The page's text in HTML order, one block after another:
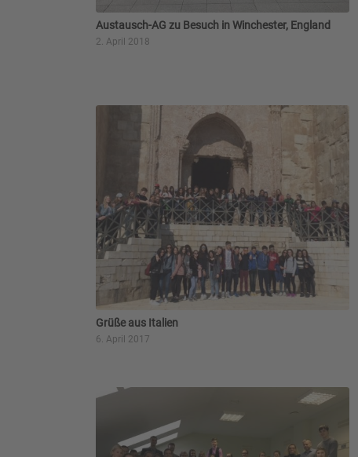
Austausch-AG zu Besuch in Winchester, England
2. April 2018
Grüße aus Italien
6. April 2017